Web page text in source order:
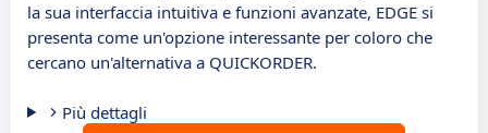
la sua interfaccia intuitiva e funzioni avanzate, EDGE si
presenta come un'opzione interessante per coloro che
cercano un'alternativa a QUICKORDER.
Più dettagli